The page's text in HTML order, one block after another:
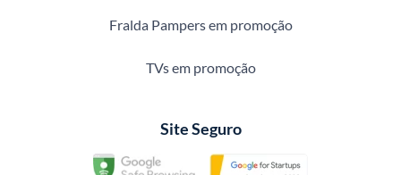
Fralda Pampers em promoção
TVs em promoção
Site Seguro